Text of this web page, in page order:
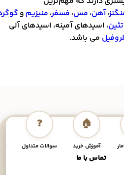
،مس،فسفر،منیزیموگوگرد است.
آمینه، اسیدهای آلی
می باشد.
آموزش خرید سوالات متداول نحوه
تماس با ما